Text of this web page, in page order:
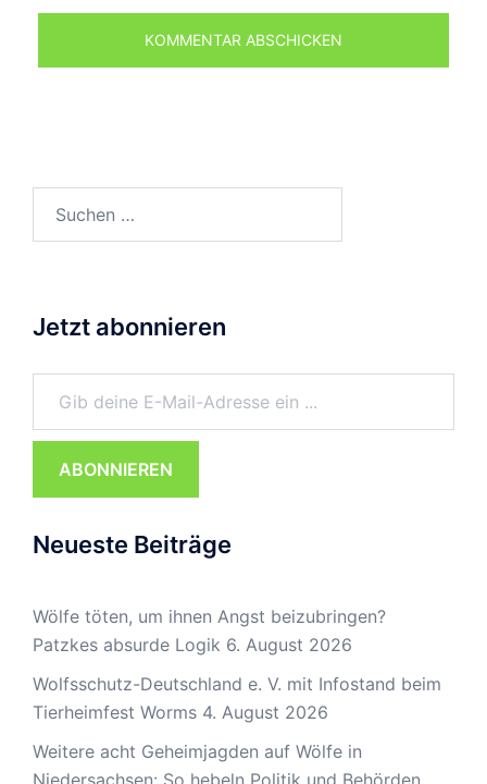
Jetzt abonnieren
Gib deine E-Mail-Adresse ein ...
ABONNIEREN
Neueste Beiträge
Wölfe töten, um ihnen Angst beizubringen?
Patzkes absurde Logik 6. August 2026
Wolfsschutz-Deutschland e. V. mit Infostand beim
Tierheimfest Worms 4. August 2026
Weitere acht Geheimjagden auf Wölfe in